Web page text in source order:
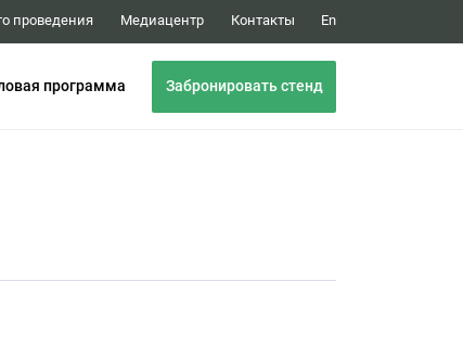
проведения Медиацентр Контакты En
программа Забронировать стенд